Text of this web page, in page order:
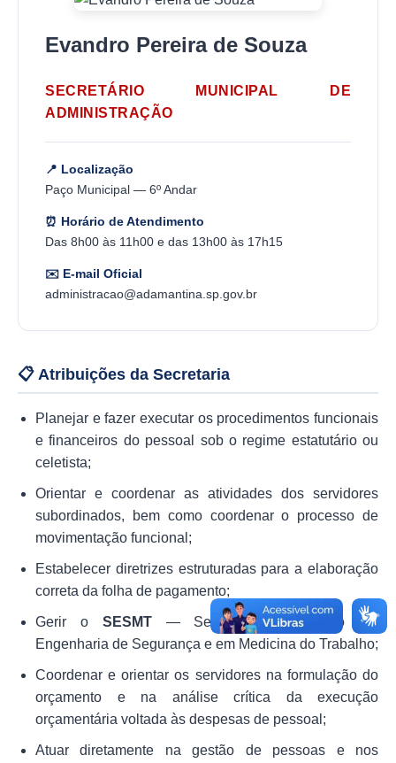
Aldir Blanc (PNAB)
Arquivos para Download
Carta de Serviços
PROCON
Sugestões
Ouvidoria
Galeria de Vídeos
Projetos
Contas Públicas
Links
Agenda
Evandro Pereira de Souza
SECRETÁRIO MUNICIPAL DE
ADMINISTRAÇÃO
📍 Localização
Paço Municipal — 6º Andar
⏰ Horário de Atendimento
Das 8h00 às 11h00 e das 13h00 às 17h15
✉️ E-mail Oficial
administracao@adamantina.sp.gov.br
📋 Atribuições da Secretaria
Planejar e fazer executar os procedimentos funcionais
e financeiros do pessoal sob o regime estatutário ou
celetista;
Orientar e coordenar as atividades dos servidores
subordinados, bem como coordenar o processo de
movimentação funcional;
Estabelecer diretrizes estruturadas para a elaboração
correta da folha de pagamento;
Gerir o SESMT— Serviço Especializado em
Engenharia de Segurança e em Medicina do Trabalho;
Coordenar e orientar os servidores na formulação do
orçamento e na análise crítica da execução
orçamentária voltada às despesas de pessoal;
Atuar diretamente na gestão de pessoas e nos